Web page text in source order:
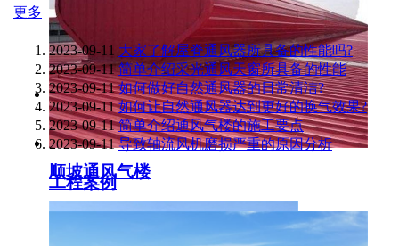
顺坡通风气楼
工程案例
更多
2023-09-11 大家了解屋脊通风器所具备的性能吗?
2023-09-11 简单介绍采光通风天窗所具备的性能
2023-09-11 如何做好自然通风器的日常清洁?
2023-09-11 如何让自然通风器达到更好的换气效果?
2023-09-11 简单介绍通风气楼的施工要点
2023-09-11 导致轴流风机磨损严重的原因分析